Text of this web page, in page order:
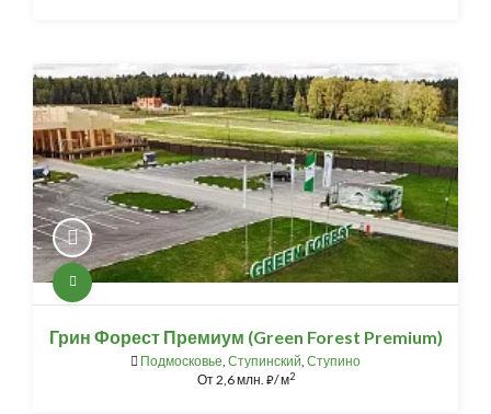
Грин Форест Премиум (Green Forest Premium)
Подмосковье, Ступинский, Ступино
От2,6 млн. ⃏/ м2